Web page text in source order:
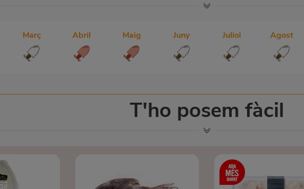
Març Abril Maig Juny Juliol Agost
T'ho posem fàcil